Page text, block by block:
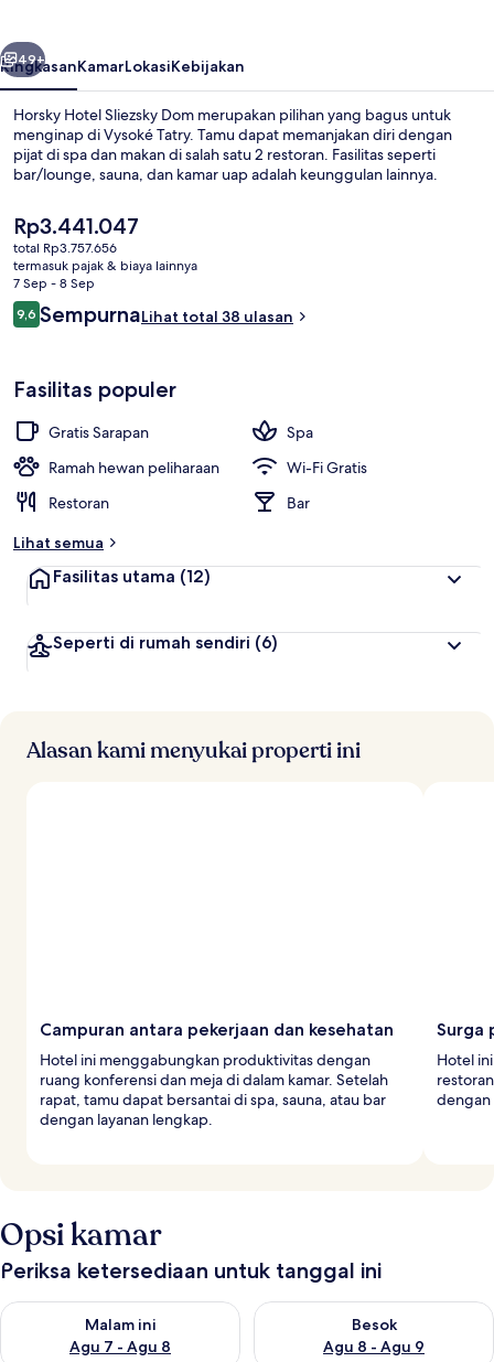
Berikutnya
49+
RingkasanKamarLokasiKebijakan
Horsky Hotel Sliezsky Dom merupakan pilihan yang bagus untuk
menginap di Vysoké Tatry. Tamu dapat memanjakan diri dengan
pijat di spa dan makan di salah satu 2 restoran. Fasilitas seperti
bar/lounge, sauna, dan kamar uap adalah keunggulan lainnya.
Harga
saat
ini
Rp3.441.047
Rp3.441.047
total Rp3.757.656
termasuk pajak & biaya lainnya
7 Sep - 8 Sep
Ulasan
9,69,6 dari 10
SempurnaLihat total 38 ulasan
Fasilitas populer
Gratis Sarapan
Spa
Ramah hewan peliharaan
Wi-Fi Gratis
Restoran
Bar
Lihat semua
Fasilitas utama (12)
Seperti di rumah sendiri (6)
Alasan kami menyukai properti ini
Campuran antara pekerjaan dan kesehatan
Hotel ini menggabungkan produktivitas dengan
ruang konferensi dan meja di dalam kamar. Setelah
rapat, tamu dapat bersantai di spa, sauna, atau bar
dengan layanan lengkap.
Surga
Hotel
dengan
Opsi kamar
Periksa ketersediaan untuk tanggal ini
Malam ini
Agu 7 - Agu 8
Periksa ketersediaan untuk malam ini Agu 7 - Agu 8
Besok
Agu 8 - Agu 9
Periksa ketersediaan untuk